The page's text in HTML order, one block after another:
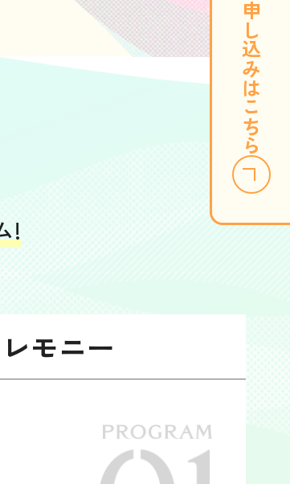
!
モニー
申し込みはこちら